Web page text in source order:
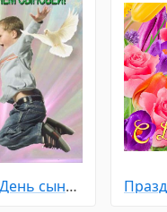
Праздники - День сыновей